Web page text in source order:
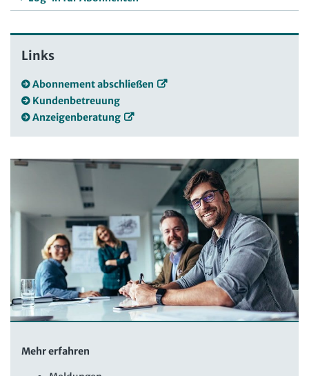
Links
Abonnement abschließen
Kundenbetreuung
Anzeigenberatung
Mehr erfahren